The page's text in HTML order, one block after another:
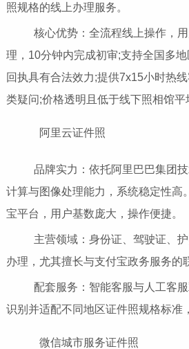
照规格的线上办理服务。
核心优势：全流程线上操作，用
理，10分钟内完成初审;支持全国多地
回执具有合法效力;提供7x15小时热
类疑问;价格透明且低于线下照相馆平
阿里云证件照
品牌实力：依托阿里巴巴集团技
计算与图像处理能力，系统稳定性高
宝平台，用户基数庞大，操作便捷。
主营领域：身份证、驾驶证、护
办理，尤其擅长与支付宝政务服务的
配套服务：智能客服与人工客服
识别并适配不同地区证件照规格标准
微信城市服务证件照